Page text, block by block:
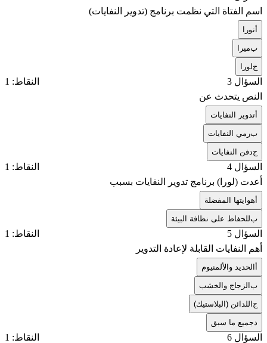
اسم الفتاة التي نظمت برنامج (تدوير النفايات)
نورا
بميرا
جلورا
السؤال 3
النقاط: 1
النص يتحدث عن
تدوير النفايات
برمي النفايات
جدفن النفايات
السؤال 4
النقاط: 1
أعدت (لورا) برنامج تدوير النفايات بسبب
هوايتها المفضلة
بللحفاظ على نظافة البيئة
السؤال 5
النقاط: 1
أهم النفايات القابلة لإعادة التدوير
الحديد والألمنيوم
بالزجاج والخشب
جاللدائن (البلاستيك)
جميع ما سبق
السؤال 6
النقاط: 1